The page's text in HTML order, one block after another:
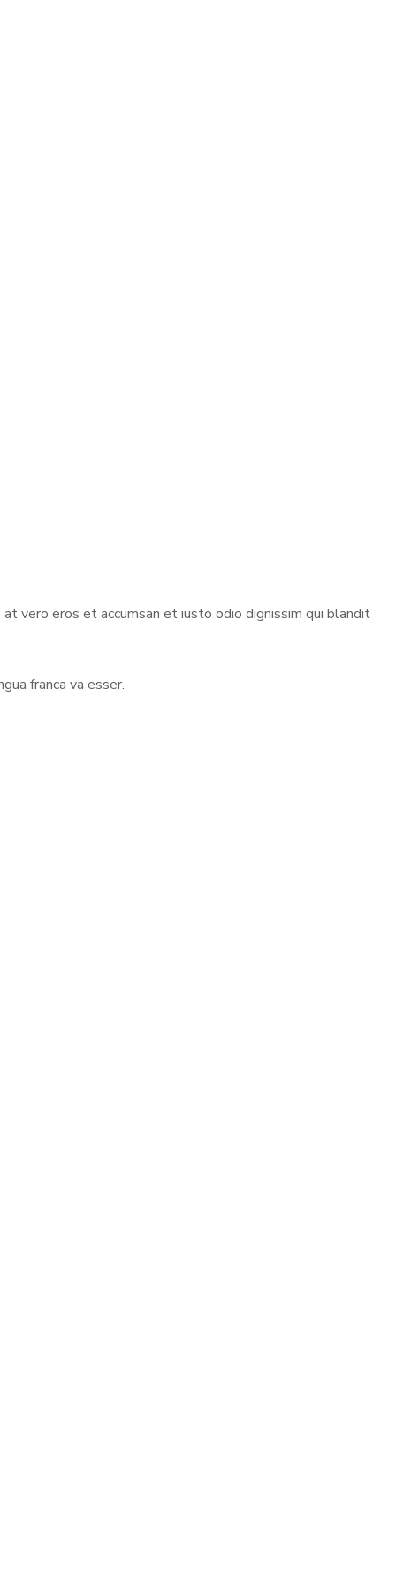
vero eros et accumsan et iusto odio dignissim qui blandit
franca va esser.